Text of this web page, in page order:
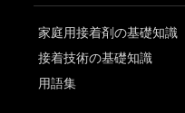
家庭用接着剤の基礎知識
接着技術の基礎知識
用語集